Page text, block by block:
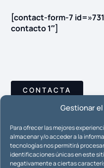
Gestionar
Para ofrecer las mejores
almacenar y/o acceder a la
tecnologías nos permitirá
identificaciones únicas en este
negativamente a ciertas
[contact-form-7
contacto 1″]
CONTACTA